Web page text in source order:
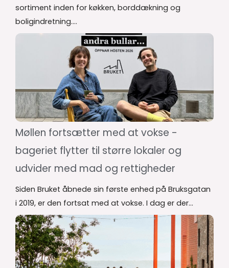
sortiment inden for køkken, borddækning og
boligindretning....
Møllen fortsætter med at vokse -
bageriet flytter til større lokaler og
udvider med mad og rettigheder
Siden Bruket åbnede sin første enhed på Bruksgatan
i 2019, er den fortsat med at vokse. I dag er der...